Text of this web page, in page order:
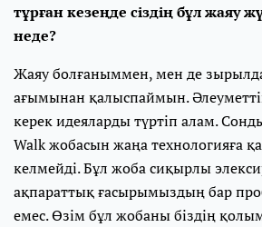
тұрған кезеңде сіздің бұл жаяу
неде?
Жаяу болғаныммен, мен де
ағымынан қалыспаймын.
керек идеяларды түртіп алам.
Walk жобасын жаңа технологияға
келмейді. Бұл жоба сиқырлы
ақпараттық ғасырымыздың бар
емес. Өзім бұл жобаны біздің